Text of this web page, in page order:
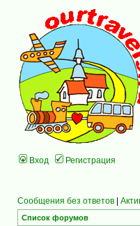
Вход Регистрация
Сообщения без ответов |
Список форумов